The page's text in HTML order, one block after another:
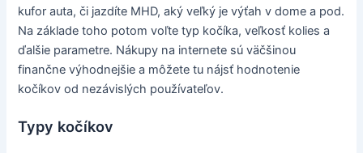
kufor auta, či jazdíte MHD, aký veľký je výťah v dome a pod.
Na základe toho potom voľte typ kočíka, veľkosť kolies a
ďalšie parametre. Nákupy na internete sú väčšinou
finančne výhodnejšie a môžete tu nájsť hodnotenie
kočíkov od nezávislých používateľov.
Typy kočíkov